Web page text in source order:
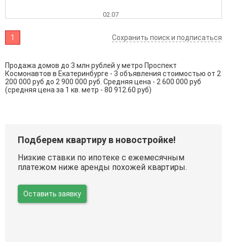
02.07
1 Сохранить поиск и подписаться
Продажа домов до 3 млн рублей у метро Проспект
Космонавтов в Екатеринбурге - 3 объявления стоимостью от 2
200 000 руб до 2 900 000 руб. Средняя цена - 2 600 000 руб
(средняя цена за 1 кв. метр - 80 912.60 руб)
Подберем квартиру в новостройке!
Низкие ставки по ипотеке с ежемесячным
платежом ниже аренды похожей квартиры.
Оставить заявку